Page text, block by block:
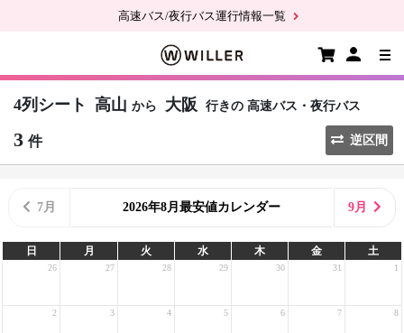
高速バス/夜行バス運行情報一覧
4列シート 高山 から 大阪 行きの 高速バス・夜行バス
3 件 逆区間
7月 2026年8月最安値カレンダー 9月
日 月 火 水 木 金 土
26 27 28 29 30 31 1
2 3 4 5 6 7 8